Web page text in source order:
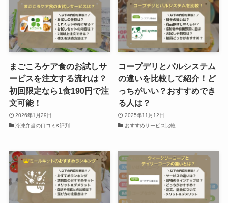
まごころケア食のお試しサ
ービスを注文する流れは？
初回限定なら1食190円で注
文可能！
2026年1月29日
冷凍弁当の口コミ&評判
コープデリとパルシステム
の違いを比較して紹介！ど
っちがいい？おすすめでき
る人は？
2025年11月12日
おすすめサービス比較